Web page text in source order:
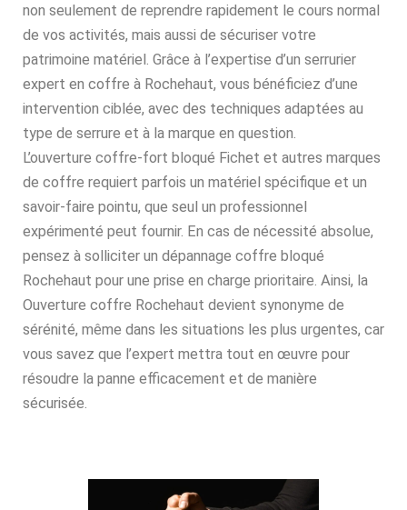
non seulement de reprendre rapidement le cours normal
de vos activités, mais aussi de sécuriser votre
patrimoine matériel. Grâce à l’expertise d’un serrurier
expert en coffre à Rochehaut, vous bénéficiez d’une
intervention ciblée, avec des techniques adaptées au
type de serrure et à la marque en question.
L’ouverture coffre-fort bloqué Fichet et autres marques
de coffre requiert parfois un matériel spécifique et un
savoir-faire pointu, que seul un professionnel
expérimenté peut fournir. En cas de nécessité absolue,
pensez à solliciter un dépannage coffre bloqué
Rochehaut pour une prise en charge prioritaire. Ainsi, la
Ouverture coffre Rochehaut devient synonyme de
sérénité, même dans les situations les plus urgentes, car
vous savez que l’expert mettra tout en œuvre pour
résoudre la panne efficacement et de manière
sécurisée.